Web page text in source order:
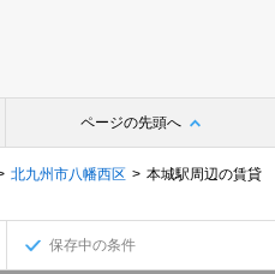
ページの先頭へ
北九州市八幡西区
本城駅周辺の賃貸
保存中の条件